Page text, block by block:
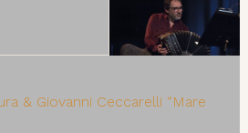
& Giovanni Ceccarelli “Mare